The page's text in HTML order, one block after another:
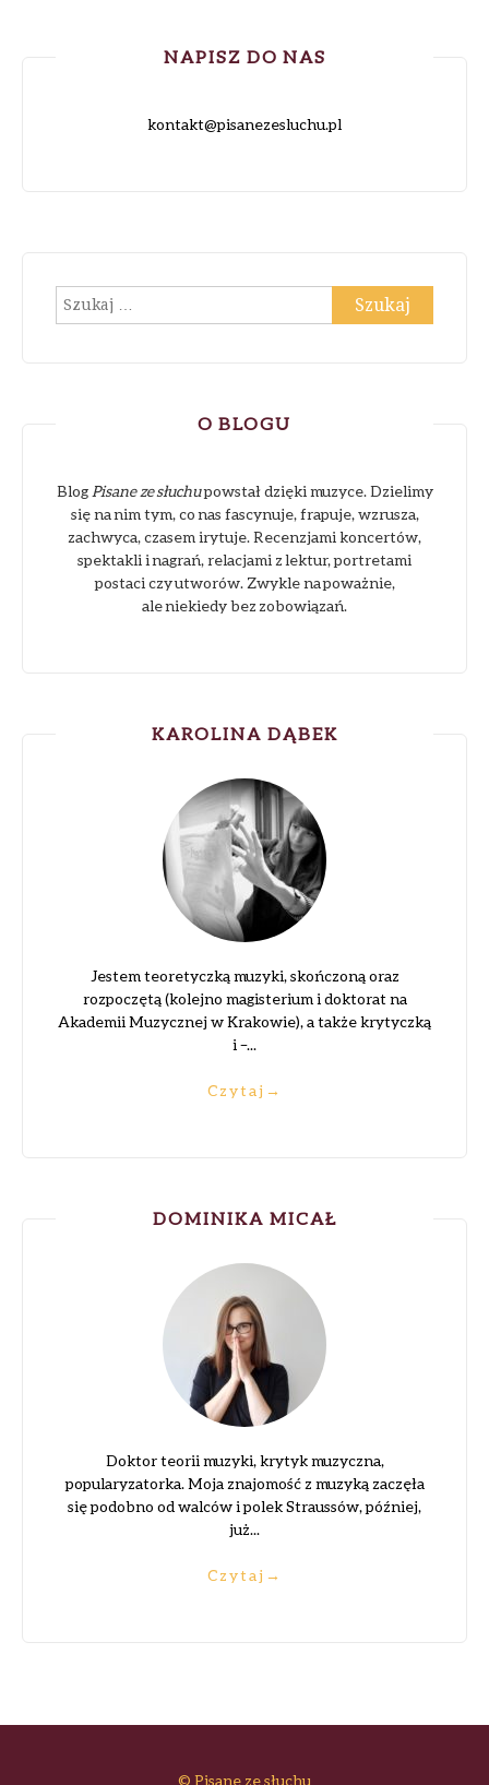
NAPISZ DO NAS
kontakt@pisanezesluchu.pl
Szukaj:
O BLOGU
BlogPisane ze słuchupowstał dzięki muzyce. Dzielimy
się na nim tym, co nas fascynuje, frapuje, wzrusza,
zachwyca, czasem irytuje. Recenzjami koncertów,
spektakli i nagrań, relacjami z lektur, portretami
postaci czy utworów. Zwykle na poważnie,
ale niekiedy bez zobowiązań.
KAROLINA DĄBEK
Jestem teoretyczką muzyki, skończoną oraz
rozpoczętą (kolejno magisterium i doktorat na
Akademii Muzycznej w Krakowie), a także krytyczką
i –...
Czytaj →
DOMINIKA MICAŁ
Doktor teorii muzyki, krytyk muzyczna,
popularyzatorka. Moja znajomość z muzyką zaczęła
się podobno od walców i polek Straussów, później,
już...
Czytaj →
© Pisane ze słuchu